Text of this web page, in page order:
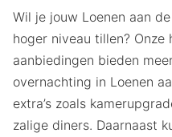
Wil je jouw Loenen aan
hoger niveau tillen? Onze
aanbiedingen bieden
overnachting in Loenen
extra’s zoals
zalige diners. Daarnaast